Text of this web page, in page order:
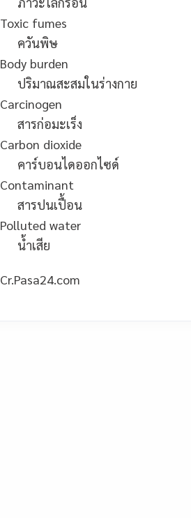
Toxic fumes
ควันพิษ
Body burden
ปริมาณสะสมในร่างกาย
Carcinogen
สารก่อมะเร็ง
Carbon dioxide
คาร์บอนไดออกไซด์
Contaminant
สารปนเปื้อน
Polluted water
น้ำเสีย
Cr.Pasa24.com